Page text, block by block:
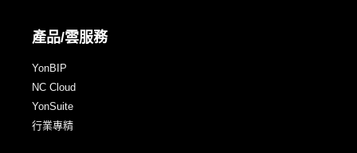
產品/雲服務
YonBIP
NC Cloud
YonSuite
行業專精